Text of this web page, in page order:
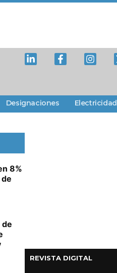
Designaciones Electricidad
8%
de
REVISTA DIGITAL